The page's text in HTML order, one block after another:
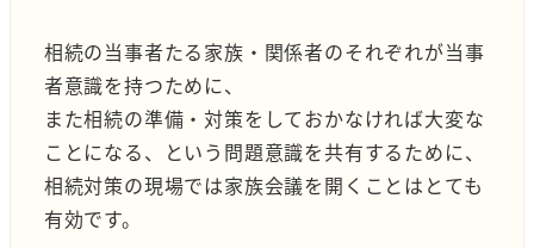
相続の当事者たる家族・関係者のそれぞれが当事
者意識を持つために、
また相続の準備・対策をしておかなければ大変な
ことになる、という問題意識を共有するために、
相続対策の現場では家族会議を開くことはとても
有効です。